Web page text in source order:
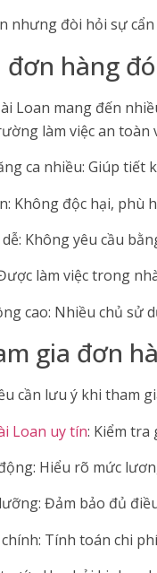
nhưng đòi hỏi sự
đơn hàng
Loan mang đến
làm việc an toàn
ca nhiều: Giúp tiết
Không độc hại, phù
Không yêu cầu
làm việc trong
cao: Nhiều chủ sử
gia đơn
cần lưu ý khi tham
Loan uy tín: Kiểm
Hiểu rõ mức
Đảm bảo đủ
Tính toán chi